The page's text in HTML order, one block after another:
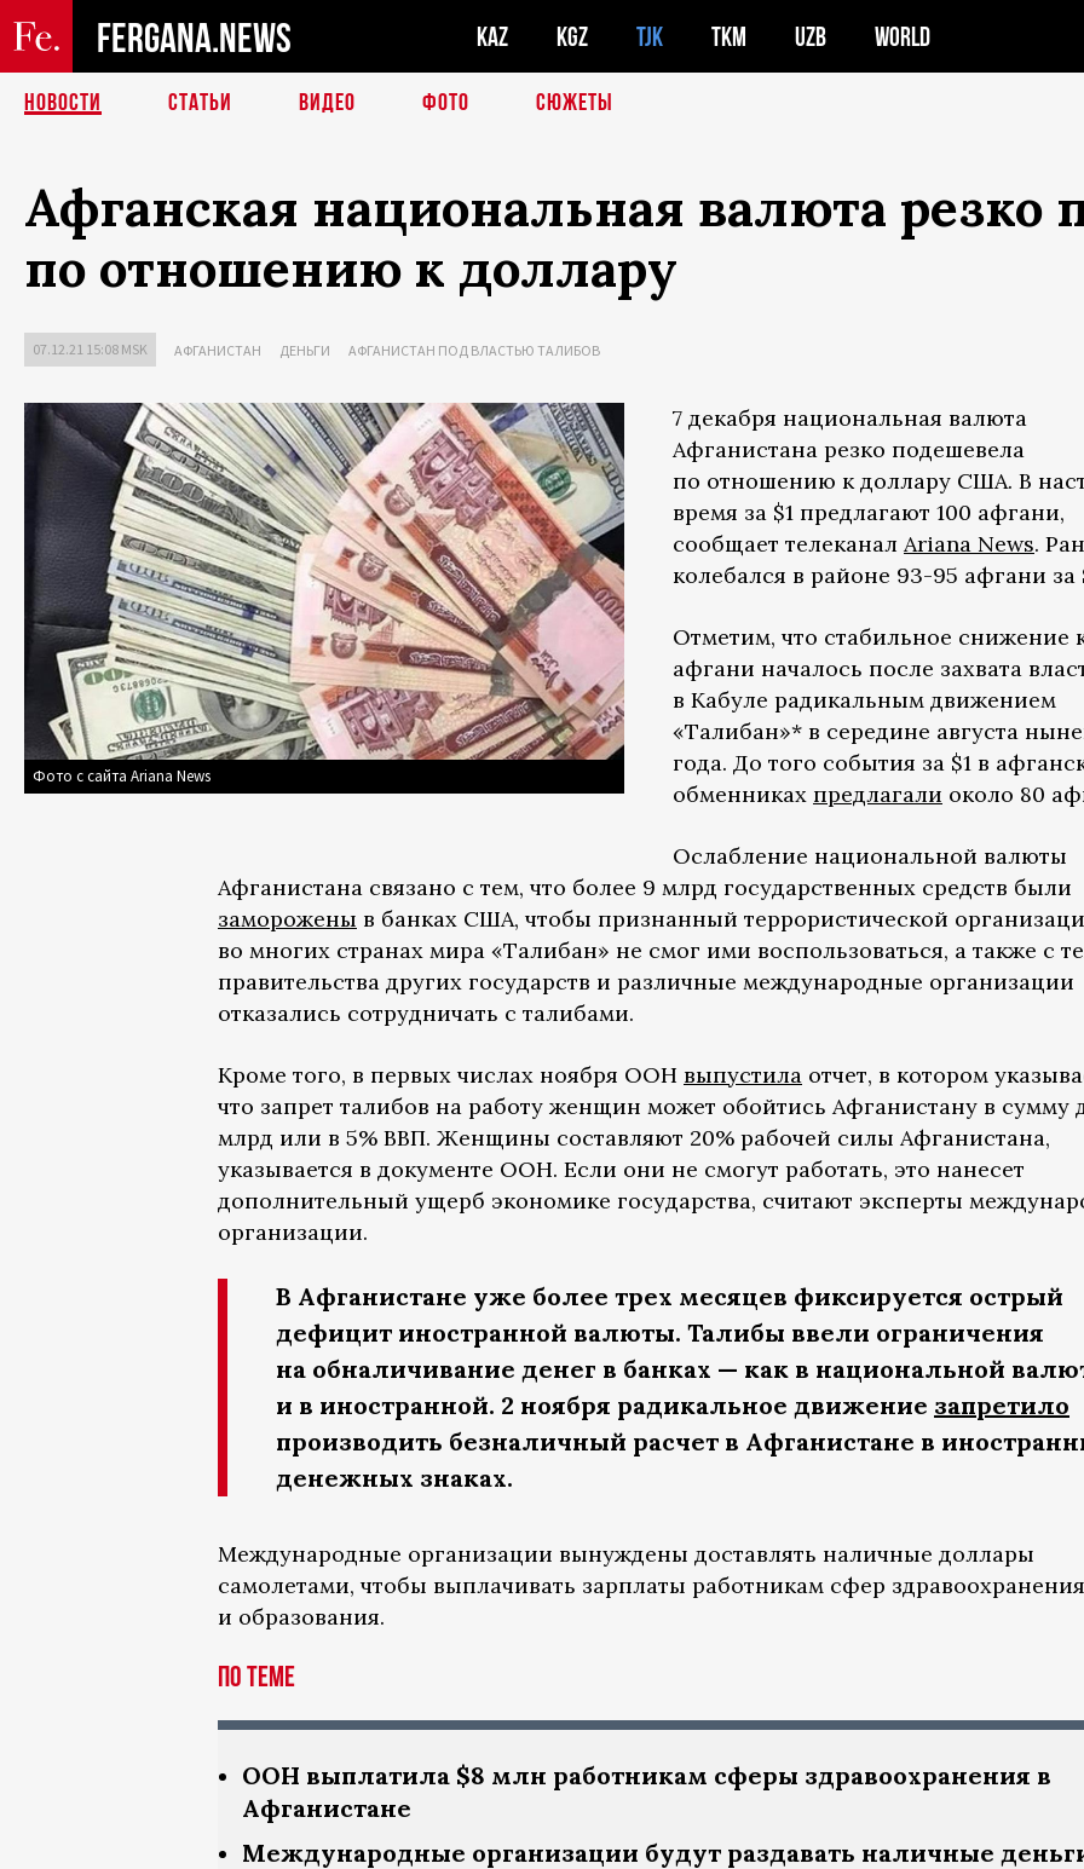
FERGANA.NEWS KAZ KGZ TJK TKM UZB WORLD
НОВОСТИ СТАТЬИ ВИДЕО ФОТО СЮЖЕТЫ
Афганская национальная валюта резко
по отношению к доллару
07.12.21 15:08 MSK АФГАНИСТАН ДЕНЬГИ АФГАНИСТАН ПОД ВЛАСТЬЮ ТАЛИБОВ
Фото с сайта Ariana News
7 декабря национальная валюта
Афганистана резко подешевела
по отношению к доллару США. В
время за $1 предлагают 100 афгани,
сообщает телеканал Ariana News.
колебался в районе 93-95 афгани за
Отметим, что стабильное снижение
афгани началось после захвата
в Кабуле радикальным движением
«Талибан»* в середине августа
года. До того события за $1 в
обменниках предлагали около 80
Ослабление национальной валюты
Афганистана связано с тем, что более 9 млрд государственных средств были
заморожены в банках США, чтобы признанный террористической
во многих странах мира «Талибан» не смог ими воспользоваться, а также с
правительства других государств и различные международные организации
отказались сотрудничать с талибами.
Кроме того, в первых числах ноября ООН выпустила отчет, в котором
что запрет талибов на работу женщин может обойтись Афганистану в сумму
млрд или в 5% ВВП. Женщины составляют 20% рабочей силы Афганистана,
указывается в документе ООН. Если они не смогут работать, это нанесет
дополнительный ущерб экономике государства, считают эксперты
организации.
В Афганистане уже более трех месяцев фиксируется острый
дефицит иностранной валюты. Талибы ввели ограничения
на обналичивание денег в банках — как в национальной
и в иностранной. 2 ноября радикальное движение запретило
производить безналичный расчет в Афганистане в
денежных знаках.
Международные организации вынуждены доставлять наличные доллары
самолетами, чтобы выплачивать зарплаты работникам сфер здравоохранения
и образования.
По теме
ООН выплатила $8 млн работникам сферы здравоохранения в
Афганистане
Международные организации будут раздавать наличные